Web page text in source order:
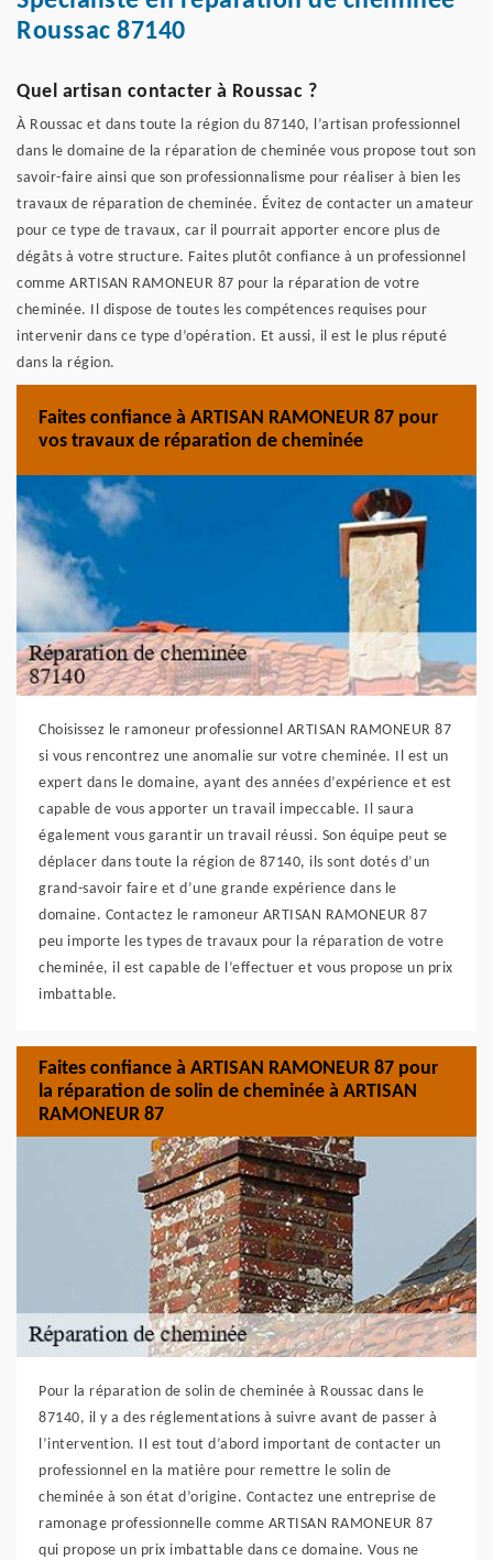
Roussac 87140
Quel artisan contacter à Roussac ?
À Roussac et dans toute la région du 87140, l’artisan professionnel
dans le domaine de la réparation de cheminée vous propose tout son
savoir-faire ainsi que son professionnalisme pour réaliser à bien les
travaux de réparation de cheminée. Évitez de contacter un amateur
pour ce type de travaux, car il pourrait apporter encore plus de
dégâts à votre structure. Faites plutôt confiance à un professionnel
comme ARTISAN RAMONEUR 87 pour la réparation de votre
cheminée. Il dispose de toutes les compétences requises pour
intervenir dans ce type d’opération. Et aussi, il est le plus réputé
dans la région.
Faites confiance à ARTISAN RAMONEUR 87 pour
vos travaux de réparation de cheminée
Choisissez le ramoneur professionnel ARTISAN RAMONEUR 87
si vous rencontrez une anomalie sur votre cheminée. Il est un
expert dans le domaine, ayant des années d’expérience et est
capable de vous apporter un travail impeccable. Il saura
également vous garantir un travail réussi. Son équipe peut se
déplacer dans toute la région de 87140, ils sont dotés d’un
grand-savoir faire et d’une grande expérience dans le
domaine. Contactez le ramoneur ARTISAN RAMONEUR 87
peu importe les types de travaux pour la réparation de votre
cheminée, il est capable de l’effectuer et vous propose un prix
imbattable.
Faites confiance à ARTISAN RAMONEUR 87 pour
la réparation de solin de cheminée à ARTISAN
RAMONEUR 87
Pour la réparation de solin de cheminée à Roussac dans le
87140, il y a des réglementations à suivre avant de passer à
l’intervention. Il est tout d’abord important de contacter un
professionnel en la matière pour remettre le solin de
cheminée à son état d’origine. Contactez une entreprise de
ramonage professionnelle comme ARTISAN RAMONEUR 87
qui propose un prix imbattable dans ce domaine. Vous ne